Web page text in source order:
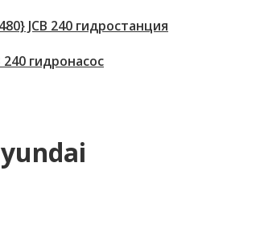
JCB 240 гидростанция
240 гидронасос